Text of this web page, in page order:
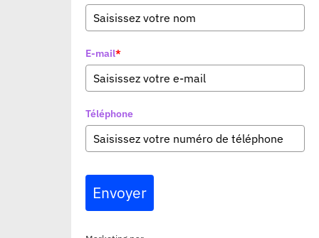
E-mail*
Téléphone
Envoyer